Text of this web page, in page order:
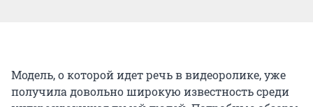
Модель, о которой идет речь в видеоролике, уже
получила довольно широкую известность среди